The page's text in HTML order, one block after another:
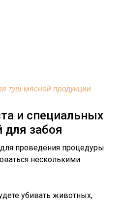
туш мясной продукции.
и специальных
для забоя
проведения процедуры
несколькими
убивать животных,